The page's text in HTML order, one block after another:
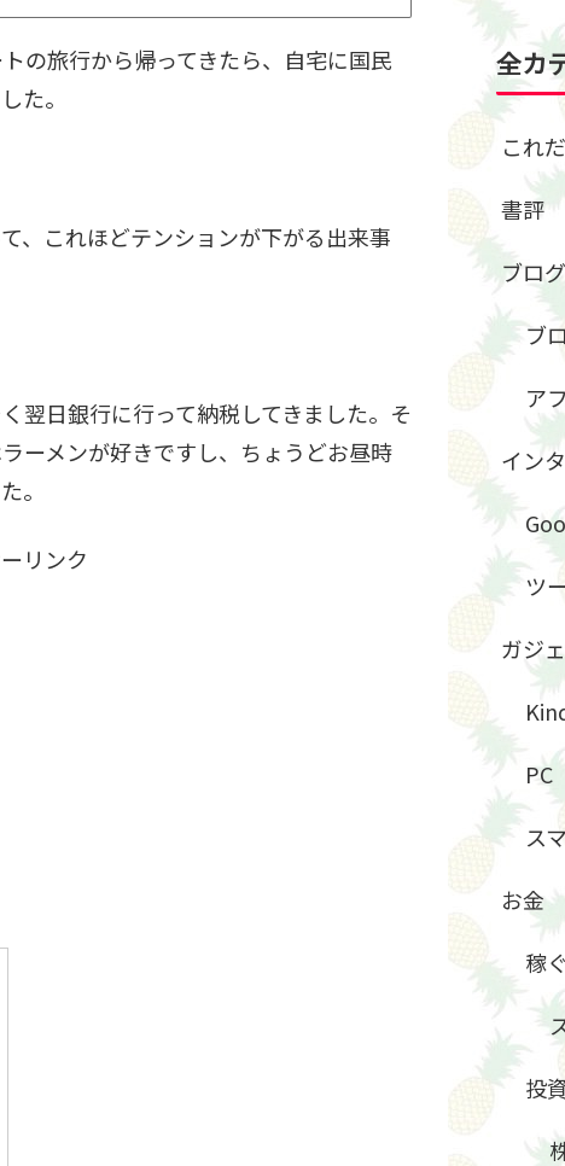
の旅行から帰ってきたら、自宅に国民
た。
、これほどテンションが下がる出来事
翌日銀行に行って納税してきました。そ
ーメンが好きですし、ちょうどお昼時
。
リンク
全カ
これ
書評
ブロ
ブ
ア
イン
ツ
ガジ
PC
ス
お金
稼ぐ
投